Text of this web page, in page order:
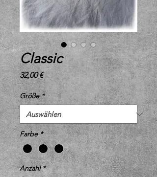
Classic
32,00 €Preis
Größe *
Farbe *
Anzahl *